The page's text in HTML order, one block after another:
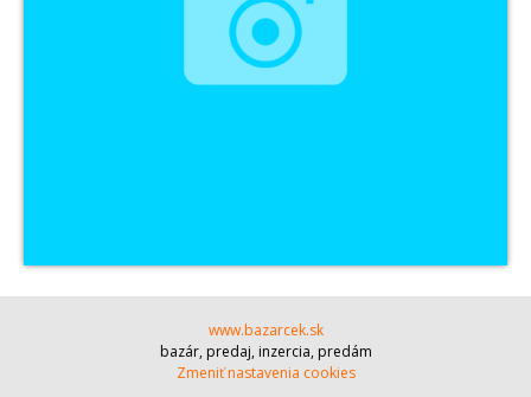
www.bazarcek.sk
bazár, predaj, inzercia, predám
Zmeniť nastavenia cookies